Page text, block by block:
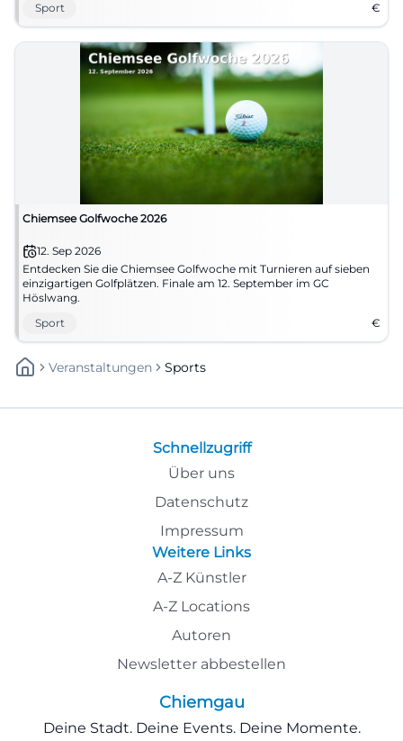
Sport
€
Chiemsee Golfwoche 2026
12. Sep 2026
Entdecken Sie die Chiemsee Golfwoche mit Turnieren auf sieben
einzigartigen Golfplätzen. Finale am 12. September im GC
Höslwang.
Sport
€
Veranstaltungen Sports
Schnellzugriff
Über uns
Datenschutz
Impressum
Weitere Links
A-Z Künstler
A-Z Locations
Autoren
Newsletter abbestellen
Chiemgau
Deine Stadt. Deine Events. Deine Momente.